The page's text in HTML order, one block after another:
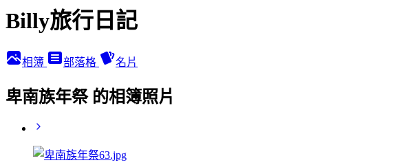
Billy旅行日記
相簿 部落格 名片
卑南族年祭 的相簿照片